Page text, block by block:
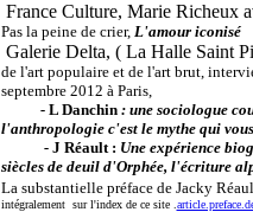
France Culture, Marie Richeux
Pas la peine de crier,L'amour iconisé
Galerie Delta, ( La Halle Saint
de l'art populaire et de l'art brut,
septembre 2012 à Paris,
- L Danchin : une sociologue
l'anthropologie c'est le mythe qui
- J Réault : Une expérience
siècles de deuil d'Orphée, l'écriture
La substantielle préface de Jacky
intégralement sur l'index de ce site .